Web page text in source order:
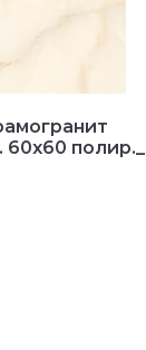
60x60 полир._